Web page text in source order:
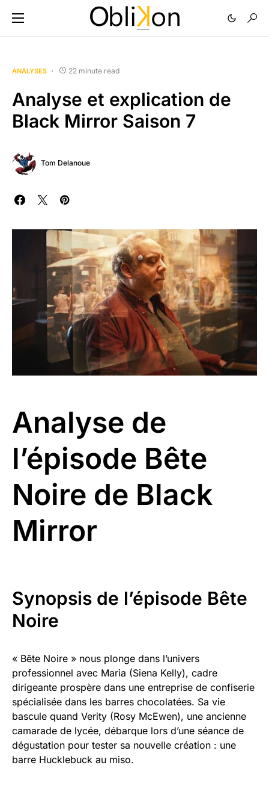
ANALYSES 22 minute read
Analyse et explication de
Black Mirror Saison 7
Tom Delanoue
Analyse de
l’épisode Bête
Noire de Black
Mirror
Synopsis de l’épisode Bête
Noire
« Bête Noire » nous plonge dans l’univers
professionnel avec Maria (Siena Kelly), cadre
dirigeante prospère dans une entreprise de confiserie
spécialisée dans les barres chocolatées. Sa vie
bascule quand Verity (Rosy McEwen), une ancienne
camarade de lycée, débarque lors d’une séance de
dégustation pour tester sa nouvelle création : une
barre Hucklebuck au miso.